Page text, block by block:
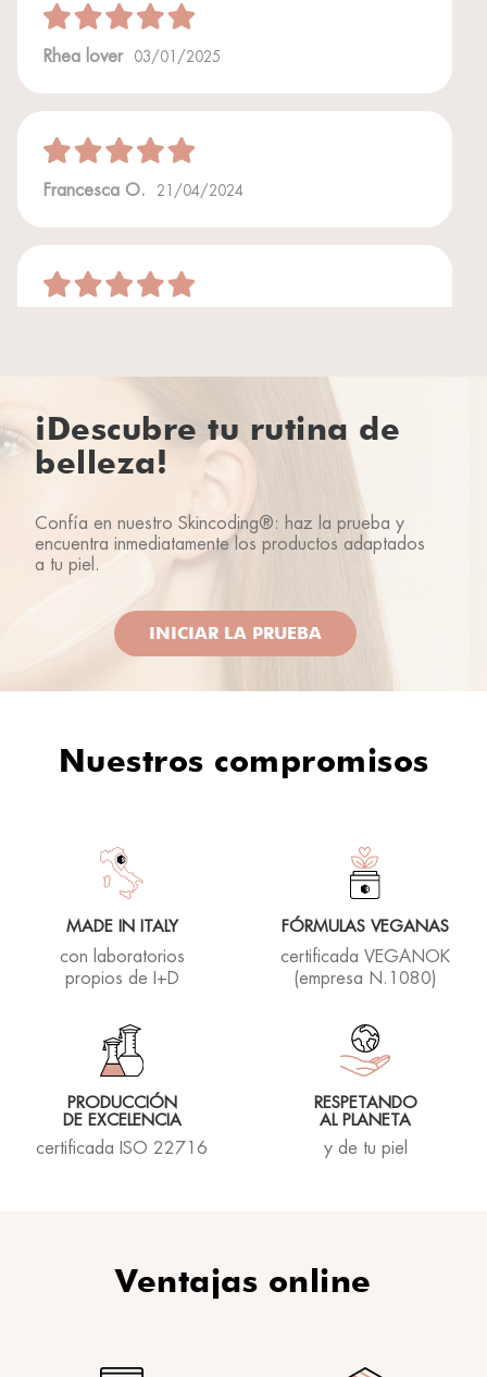
Rhea lover 03/01/2025
Francesca O. 21/04/2024
Rhea lover 04/11/2023
Rhea lover 16/11/2022
Questa crema non la mollo più! Sento le labbra
più rimpolpate e idratate e non sono più una
Torino O. 08/07/2022
Una sola parola:meraviglioso
Rhea lover 16/06/2022
Prodotto fantastico, assolutamente da avere!
¡Descubre tu rutina de
belleza!
Confía en nuestro Skincoding®: haz la prueba y
encuentra inmediatamente los productos adaptados
a tu piel.
INICIAR LA PRUEBA
Nuestros compromisos
MADE IN ITALY
con laboratorios
propios de I+D
FÓRMULAS VEGANAS
certificada VEGANOK
(empresa N.1080)
PRODUCCIÓN
DE EXCELENCIA
certificada ISO 22716
RESPETANDO
AL PLANETA
y de tu piel
Ventajas online